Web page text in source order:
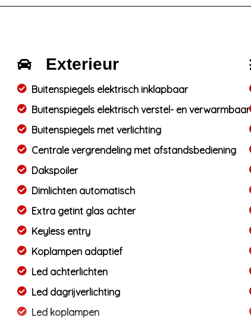
Exterieur
Buitenspiegels elektrisch inklapbaar
Buitenspiegels elektrisch verstel- en verwarmbaar
Buitenspiegels met verlichting
Centrale vergrendeling met afstandsbediening
Dakspoiler
Dimlichten automatisch
Extra getint glas achter
Keyless entry
Koplampen adaptief
Led achterlichten
Led dagrijverlichting
Led koplampen